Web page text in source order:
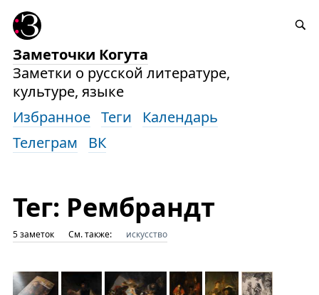
Заметочки Когута
Заметки о русской литературе,
культуре, языке
Избранное Теги
Календарь
Телеграм
ВК
Тег: Рембрандт
5 заметок См. также: искусство